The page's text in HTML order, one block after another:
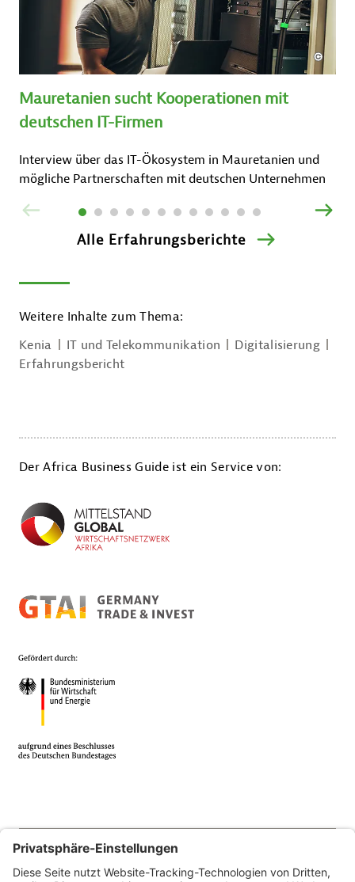
Mauretanien sucht Kooperationen mit
deutschen IT-Firmen
Interview über das IT-Ökosystem in Mauretanien und
mögliche Partnerschaften mit deutschen Unternehmen
VOR
Alle Erfahrungsberichte
Weitere Inhalte zum Thema:
Kenia
IT und Telekommunikation
Digitalisierung
Erfahrungsbericht
Der Africa Business Guide ist ein Service von:
© 2026 Africa Business Guide